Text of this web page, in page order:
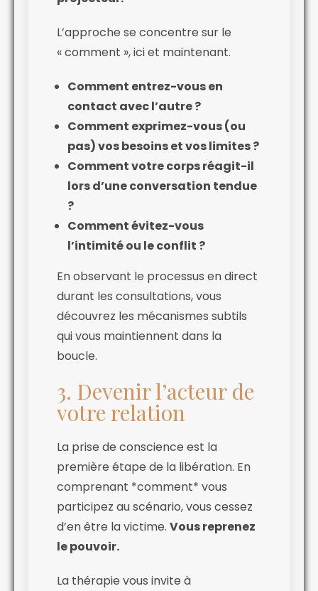
L’approche se concentre sur le
« comment », ici et maintenant.
Comment entrez-vous en
contact avec l’autre ?
Comment exprimez-vous (ou
pas) vos besoins et vos limites ?
Comment votre corps réagit-il
lors d’une conversation tendue
?
Comment évitez-vous
l’intimité ou le conflit ?
En observant le processus en direct
durant les consultations, vous
découvrez les mécanismes subtils
qui vous maintiennent dans la
boucle.
3. Devenir l’acteur de
votre relation
La prise de conscience est la
première étape de la libération. En
comprenant *comment* vous
participez au scénario, vous cessez
d’en être la victime. Vous reprenez
le pouvoir.
La thérapie vous invite à